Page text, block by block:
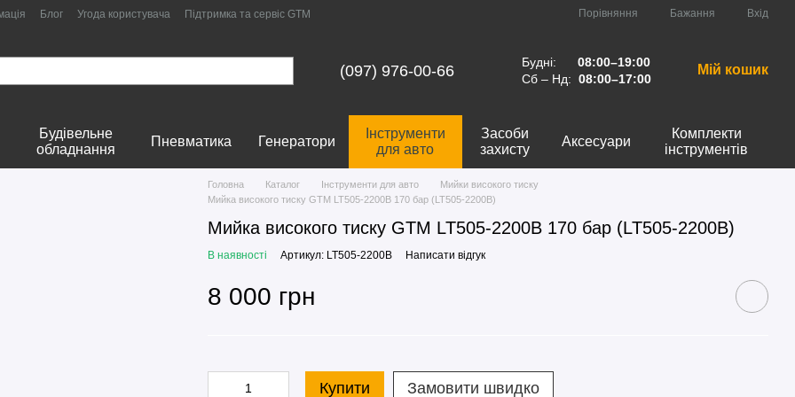
Блог Угода користувача Підтримка та сервіс GTM Порівняння Бажання Вхід
(097) 976-00-66 Будні:
08:00–19:00
Сб – Нд: 08:00–17:00
Мій кошик
Будівельне
обладнання
Пневматика Генератори
Інструменти
для авто
Засоби
захисту
Аксесуари
Комплекти
інструментів
Головна Каталог Інструменти для авто
Мийки високого тиску
Мийка високого тиску GTM LT505-2200B 170 бар (LT505-2200B)
Мийка високого тиску GTM LT505-2200B 170 бар (LT505-2200B)
В наявності Артикул: LT505-2200B Написати відгук
8 000 грн
Купити Замовити швидко